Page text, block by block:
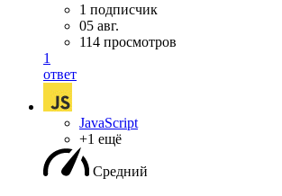
1 подписчик
05 авг.
114 просмотров
1
ответ
JavaScript
+1 ещё
Средний